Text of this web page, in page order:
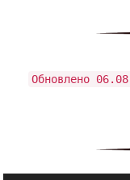
Обновлено